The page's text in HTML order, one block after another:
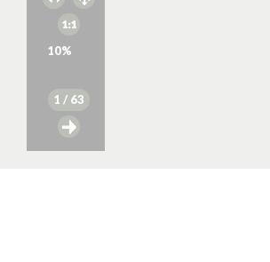
10%
1 / 63